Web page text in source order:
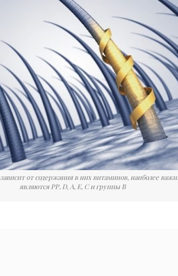
от содержания в них витаминов, наиболее
являются РР, D, А, Е, С и группы В